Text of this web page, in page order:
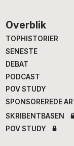
Footer
Overblik
TOPHISTORIER
SENESTE
DEBAT
PODCAST
POV STUDY
SPONSOREREDE
SKRIBENTBASEN
POV STUDY